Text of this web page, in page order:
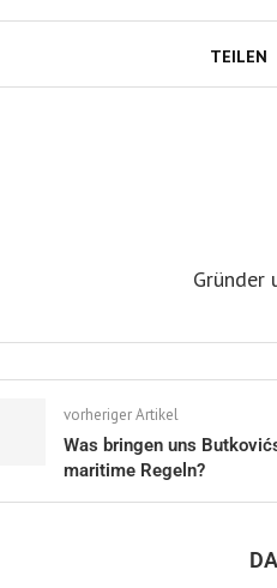
TEILEN
Gründer
vorheriger Artikel
Was bringen uns
maritime Regeln?